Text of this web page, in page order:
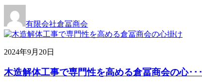
有限会社倉冨商会
2024年9月20日
木造解体工事で専門性を高める倉冨商会の心･･･